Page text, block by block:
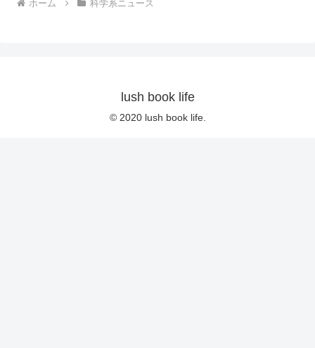
ホーム 科学系ニュース
lush book life
© 2020 lush book life.